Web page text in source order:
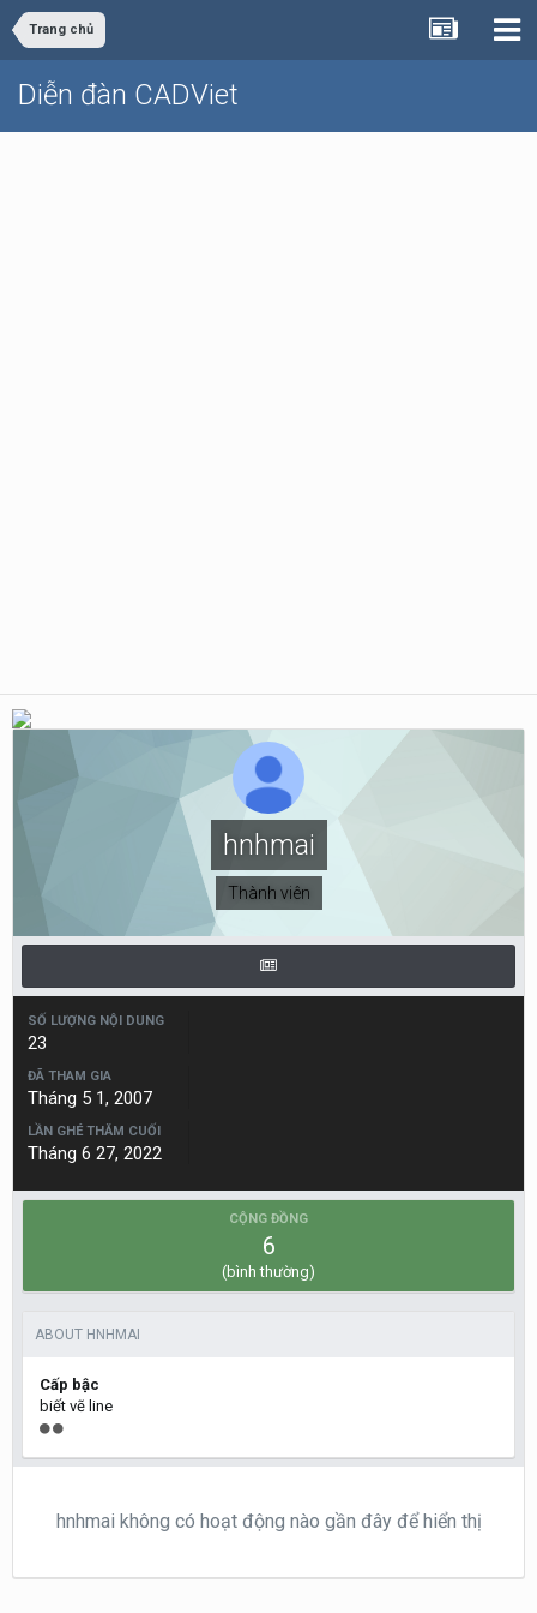
Trang chủ
Diễn đàn CADViet
hnhmai
Thành viên
SỐ LƯỢNG NỘI DUNG
23
ĐÃ THAM GIA
Tháng 5 1, 2007
LẦN GHÉ THĂM CUỐI
Tháng 6 27, 2022
CỘNG ĐỒNG
6
(bình thường)
ABOUT HNHMAI
Cấp bậc
biết vẽ line
hnhmai không có hoạt động nào gần đây để hiển thị